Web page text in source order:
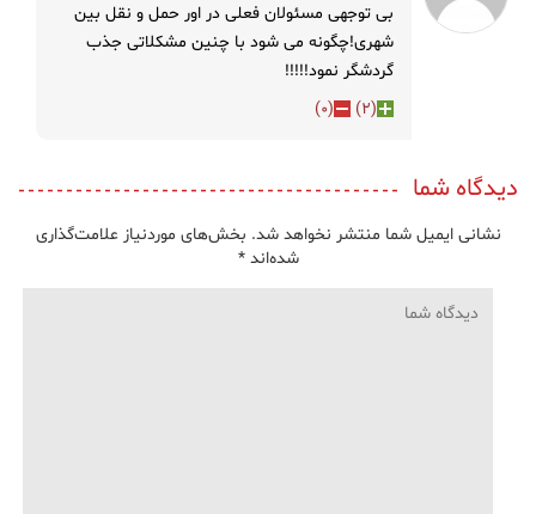
بی توجهی مسئولان فعلی در اور حمل و نقل بین
شهری!چگونه می شود با چنین مشکلاتی جذب
گردشگر نمود!!!!!
(
2
)
(
0
)
دیدگاه شما
نشانی ایمیل شما منتشر نخواهد شد. بخش‌های موردنیاز علامت‌گذاری
شده‌اند*